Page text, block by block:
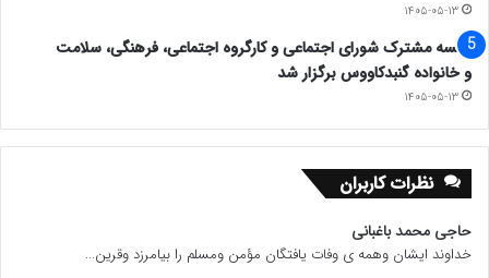
۱۴۰۵-۰۵-۱۳
جلسه مشترک شورای اجتماعی و کارگروه اجتماعی، فرهنگی، سلامت
و خانواده گنبدکاووس برگزار شد
۱۴۰۵-۰۵-۱۳
نظرات کاربران
حاجی محمد باغبانی
خداوند ایشان وهمه ی وفات یافتگان مؤمن ومسلم را بیامرزد وقرین...